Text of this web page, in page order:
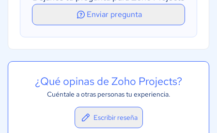
Alertas y notificaciones
Seguimiento del avance
Enviar pregunta
¿Qué opinas de Zoho Projects?
Cuéntale a otras personas tu experiencia.
Escribir reseña